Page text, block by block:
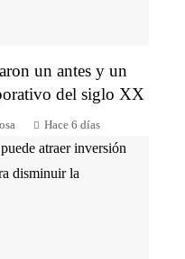
un antes y un
del siglo XX
Hace 6 días